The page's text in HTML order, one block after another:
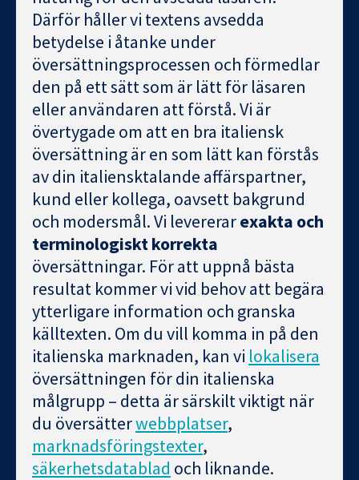
Därför håller vi textens avsedda
betydelse i åtanke under
översättningsprocessen och förmedlar
den på ett sätt som är lätt för läsaren
eller användaren att förstå. Vi är
övertygade om att en bra italiensk
översättning är en som lätt kan förstås
av din italiensktalande affärspartner,
kund eller kollega, oavsett bakgrund
och modersmål. Vi levererarexakta och
terminologiskt korrekta
översättningar. För att uppnå bästa
resultat kommer vi vid behov att begära
ytterligare information och granska
källtexten. Om du vill komma in på den
italienska marknaden, kan vi lokalisera
översättningen för din italienska
målgrupp – detta är särskilt viktigt när
du översätterwebbplatser,
marknadsföringstexter,
säkerhetsdatablad och liknande.